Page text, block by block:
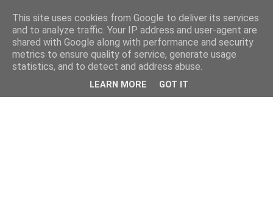
kristietim
viss, kas jāzin kristietim
This site uses cookies from Google to deliver its services
and to analyze traffic. Your IP address and user-agent are
shared with Google along with performance and security
metrics to ensure quality of service, generate usage
statistics, and to detect and address abuse.
LEARN MORE GOT IT